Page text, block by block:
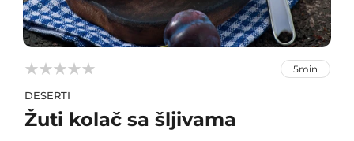


 5min
DESERTI
Žuti kolač sa šljivama